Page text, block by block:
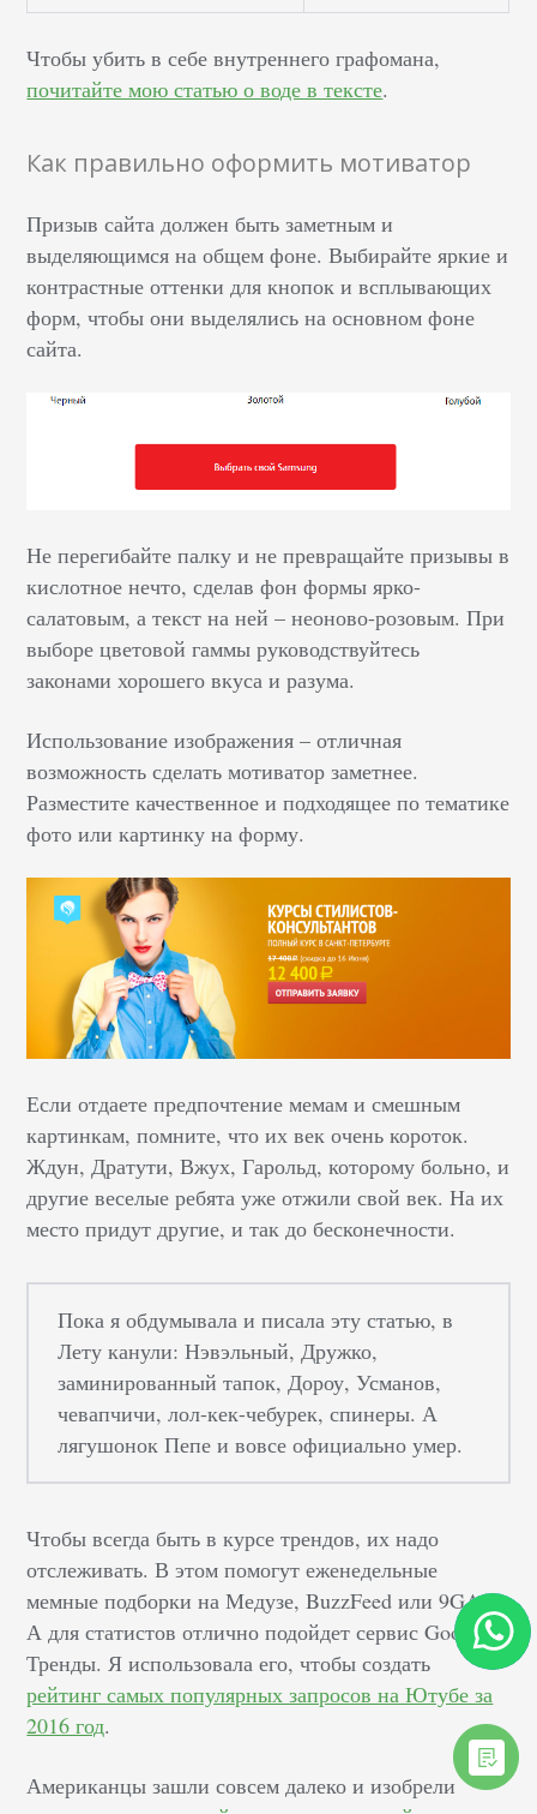
Чтобы убить в себе внутреннего графомана,
почитайте мою статью о воде в тексте.
Как правильно оформить мотиватор
Призыв сайта должен быть заметным и
выделяющимся на общем фоне. Выбирайте яркие и
контрастные оттенки для кнопок и всплывающих
форм, чтобы они выделялись на основном фоне
сайта.
Не перегибайте палку и не превращайте призывы в
кислотное нечто, сделав фон формы ярко-
салатовым, а текст на ней – неоново-розовым. При
выборе цветовой гаммы руководствуйтесь
законами хорошего вкуса и разума.
Использование изображения – отличная
возможность сделать мотиватор заметнее.
Разместите качественное и подходящее по тематике
фото или картинку на форму.
Если отдаете предпочтение мемам и смешным
картинкам, помните, что их век очень короток.
Ждун, Дратути, Вжух, Гарольд, которому больно, и
другие веселые ребята уже отжили свой век. На их
место придут другие, и так до бесконечности.
Пока я обдумывала и писала эту статью, в
Лету канули: Нэвэльный, Дружко,
заминированный тапок, Дороу, Усманов,
чевапчичи, лол-кек-чебурек, спинеры. А
лягушонок Пепе и вовсе официально умер.
Чтобы всегда быть в курсе трендов, их надо
отслеживать. В этом помогут еженедельные
мемные подборки на Медузе, BuzzFeed или 9GAG.
А для статистов отлично подойдет сервис Google
Тренды. Я использовала его, чтобы создать
рейтинг самых популярных запросов на Ютубе за
2016 год.
Американцы зашли совсем далеко и изобрели